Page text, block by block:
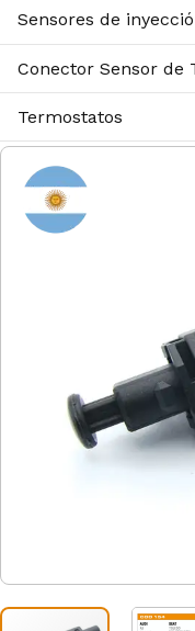
Sensores de
Conector Sensor de
Termostatos